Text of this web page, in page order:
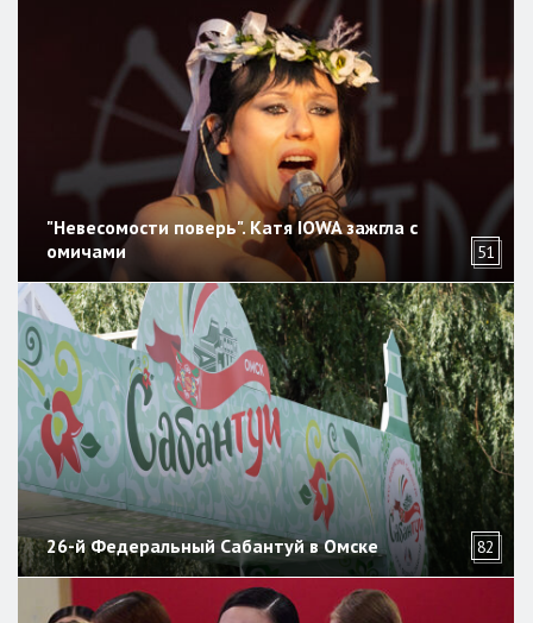
"Невесомости поверь". Катя IOWA зажгла с
омичами
51
26-й Федеральный Сабантуй в Омске 82